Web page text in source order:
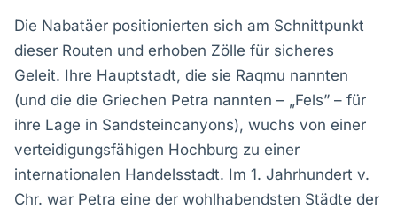
Die Nabatäer positionierten sich am Schnittpunkt
dieser Routen und erhoben Zölle für sicheres
Geleit. Ihre Hauptstadt, die sie Raqmu nannten
(und die die Griechen Petra nannten – „Fels” – für
ihre Lage in Sandsteincanyons), wuchs von einer
verteidigungsfähigen Hochburg zu einer
internationalen Handelsstadt. Im 1. Jahrhundert v.
Chr. war Petra eine der wohlhabendsten Städte der